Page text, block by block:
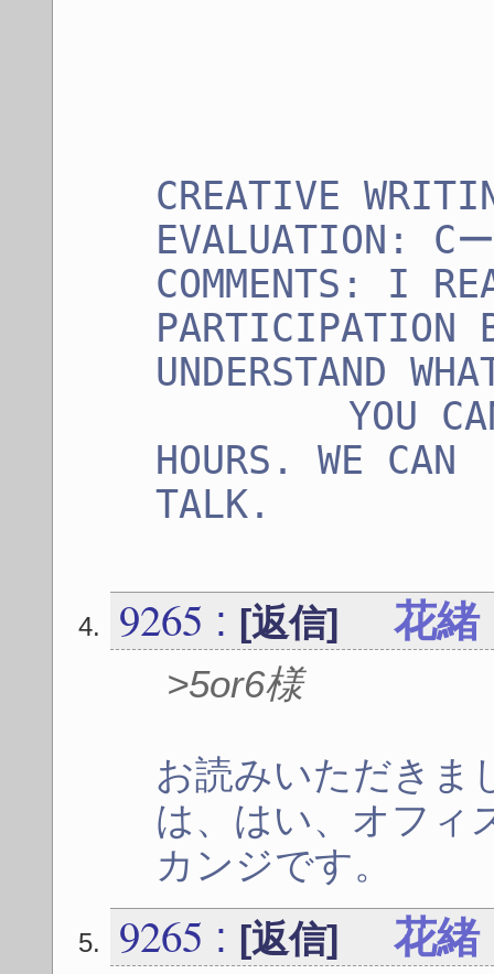
CREATIVE
EVALUATION: Cー
COMMENTS: I
UNDERSTAND
YOU CAN
HOURS. WE CAN
9265 : [返信] 花緒
>5or6様
お読みいただきま
は、はい、オフィ
カンジです。
9265 : [返信] 花緒